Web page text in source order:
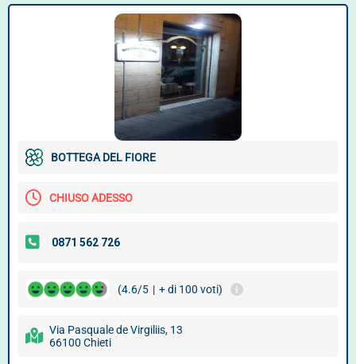
BOTTEGA DEL FIORE
CHIUSO ADESSO
(4.6/5 | + di 100 voti)
Via Pasquale de Virgiliis, 13
66100 Chieti